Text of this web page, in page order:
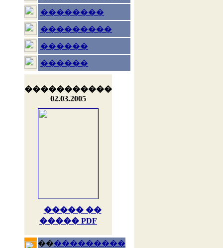
��������
���������
������
������
�����������
02.03.2005
����� ��
����� PDF
�����������